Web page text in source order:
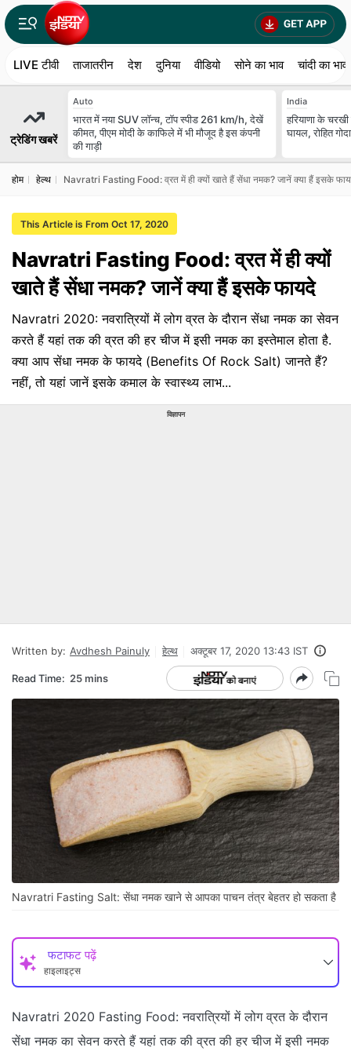
LIVE टीवी ताजातरीन देश दुनिया वीडियो सोने का भाव चांदी का भाव
ट्रेडिंग खबरें
Auto
भारत में नया SUV लॉन्च, टॉप स्पीड 261 km/h, देखें
कीमत, पीएम मोदी के काफिले में भी मौजूद है इस कंपनी
की गाड़ी
India
हरियाणा के
घायल, रोहित
होम हेल्थ Navratri Fasting Food: व्रत में ही क्यों खाते हैं सेंधा नमक? जानें क्या हैं इसके
This Article is From Oct 17, 2020
Navratri Fasting Food: व्रत में ही क्यों
खाते हैं सेंधा नमक? जानें क्या हैं इसके फायदे
Navratri 2020: नवरात्रियों में लोग व्रत के दौरान सेंधा नमक का सेवन
करते हैं यहां तक की व्रत की हर चीज में इसी नमक का इस्तेमाल होता है.
क्या आप सेंधा नमक के फायदे (Benefits Of Rock Salt) जानते हैं?
नहीं, तो यहां जानें इसके कमाल के स्वास्थ्य लाभ...
विज्ञापन
Written by: Avdhesh Painuly हेल्थ अक्टूबर 17, 2020 13:43 IST
Read Time: 25 mins
Navratri Fasting Salt: सेंधा नमक खाने से आपका पाचन तंत्र बेहतर हो सकता है
फटाफट पढ़ें
हाइलाइट्स
Navratri 2020 Fasting Food: नवरात्रियों में लोग व्रत के दौरान
सेंधा नमक का सेवन करते हैं यहां तक की व्रत की हर चीज में इसी नमक